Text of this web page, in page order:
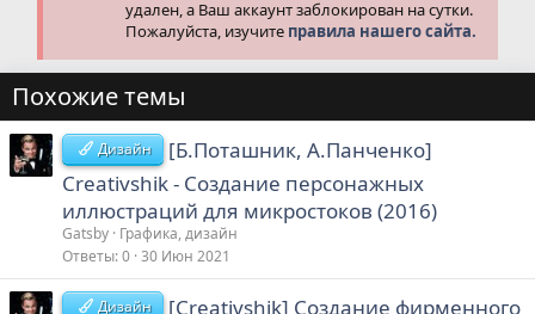
удален, а Ваш аккаунт заблокирован на сутки.
Пожалуйста, изучите правила нашего сайта.
Похожие темы
Дизайн
[Б.Поташник, А.Панченко]
Creativshik - Создание персонажных
иллюстраций для микростоков (2016)
Gatsby Графика, дизайн
Ответы 0 30 Июн 2021
Дизайн
[Creativshik] Создание фирменного